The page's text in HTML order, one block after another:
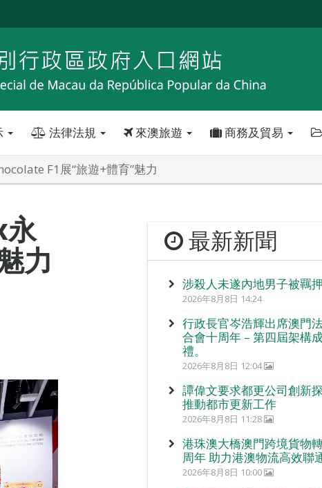
法律法規 來澳旅遊 商務及貿易
F1展“旅遊+體育”魅力
永
力
最新新聞
涉殺人未遂內地男子被羈押
2026年8月8日 14:24
行政長官岑浩輝出席澳門
合會十周年 – 第四屆架構
禮。
2026年8月8日 12:04
譚偉文要求都更公司創新
推動都市更新工作
2026年8月8日 11:28
港珠澳大橋澳門跨境貨物
周年 助力港澳物流高效聯
2026年8月8日 10:00